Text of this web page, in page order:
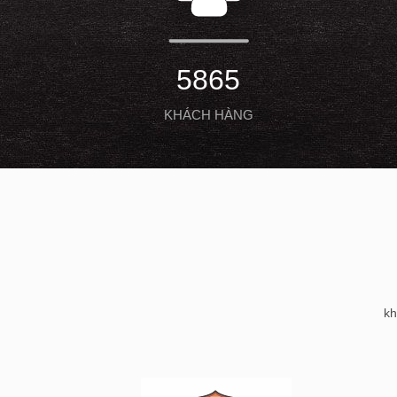
5865
KHÁCH HÀNG